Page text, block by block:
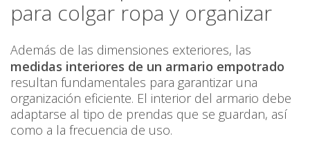
para colgar ropa y organizar
Además de las dimensiones exteriores, las
medidas interiores de un armario empotrado
resultan fundamentales para garantizar una
organización eficiente. El interior del armario debe
adaptarse al tipo de prendas que se guardan, así
como a la frecuencia de uso.